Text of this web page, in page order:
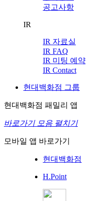
공고사항
IR
IR 자료실
IR FAQ
IR 미팅 예약
IR Contact
현대백화점 그룹
현대백화점 패밀리 앱
바로가기 모음 펼치기
모바일 앱 바로가기
현대백화점
H.Point